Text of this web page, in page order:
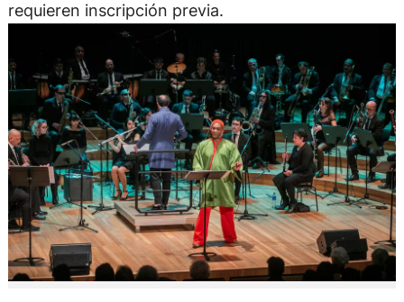
requieren inscripción previa.